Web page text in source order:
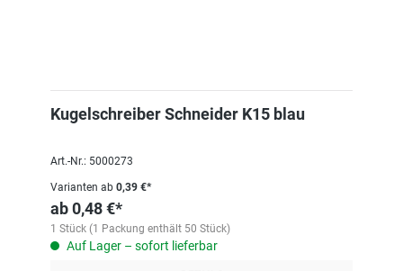
Kugelschreiber Schneider K15 blau
Art.-Nr.: 5000273
Varianten ab 0,39 €*
ab0,48 €*
1 Stück (1 Packung enthält 50 Stück)
Auf Lager – sofort lieferbar